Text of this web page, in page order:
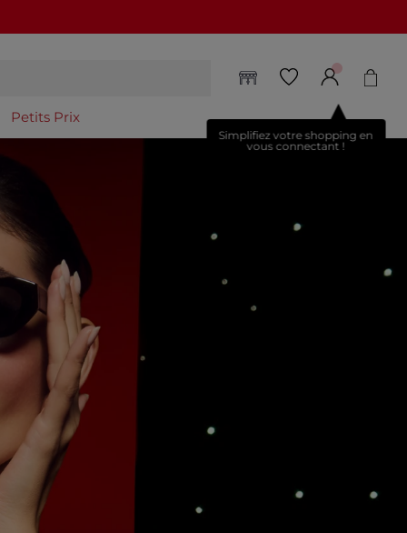
Simplifiez votre shopping en
vous connectant !
Petits Prix